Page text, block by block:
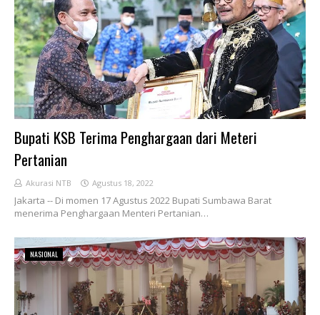
Bupati KSB Terima Penghargaan dari Meteri
Pertanian
Akurasi NTB Agustus 18, 2022
Jakarta -- Di momen 17 Agustus 2022 Bupati Sumbawa Barat
menerima Penghargaan Menteri Pertanian…
NASIONAL